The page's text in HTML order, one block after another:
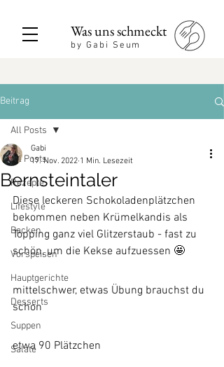
Was uns schmeckt
by Gabi Seum
Beitrag
All Posts
Rezepte
Lifestyle
Backen
Vorspeisen
Hauptgerichte
Desserts
Suppen
Salate
All Posts
Bernsteintaler
Gabi
17. Nov. 2022 1 Min. Lesezeit
Diese leckeren Schokoladenplätzchen
bekommen neben Krümelkandis als
Topping ganz viel Glitzerstaub - fast zu
schön, um die Kekse aufzuessen 🤩
mittelschwer, etwas Übung brauchst du
schon
etwa 90 Plätzchen